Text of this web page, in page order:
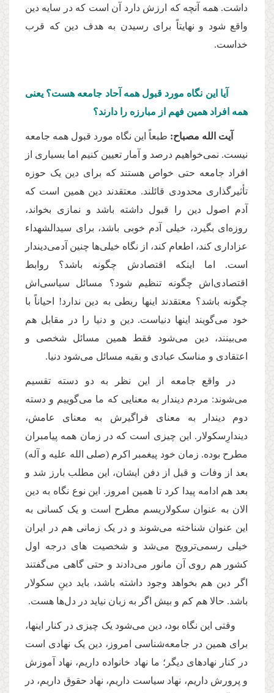
داشت. همه آنچه که ارزش دارد آن است که در سایه دین
واقع شود و نهایتاً برای رسیدن به هدف دین که قرب
خداست.
آیا این نگاه مورد قبول همه آحاد جامعه هست؟ یعنی
همه افراد همین فهم از مبارزه را دارند؟
آیت الله مصباح: طبعاً این نگاه مورد قبول همه جامعه
نیست. نمیخواهیم درصد و آمار تعیین کنیم اما بسیاری از
افراد جامعه حتی خواص هستند که برای دین یک حوزه
تأثیرگذاری محدودی قائلند. معتقدند دین همین است که
آدم اصول دین را قبول داشته باشد و نمازی بخواند،
روزه ای بگیرد، خیلی آدم خوبی باشد، برای سیدالشهداء
عزاداری کند، اطعام کند، از نگاه خیلیها چنین آدمیدیندار
است. اما اینکه اقتصادش چگونه باشد؟ روابط
اقتصادی اش چگونه تنظیم شود؟ مسائل سیاسی اش
چگونه باشد؟ معتقدند اینها ربطی به دین ندارد! احیاناً با
خود میگویند اینها دنیاست. دین و دنیا را در مقابل هم
میبینند، دین میشود فقط همین مسائل شخصی و
اعتقادی و مناسک عبادی و بقیه مسائل میشود دنیا.
در واقع جامعه از این نظر به دو دسته تقسیم
میشوند: مردم دیندار به معنایی که ما میگوییم و دسته
دوم دیندار به معنای فراگیرش به معنای عامش،
دیندارِسکولار. این چیزی است که در زمان همه پیامبران
مطرح بوده. زمان خود پیغمبر اکرم (صلی الله علیه و آله)
بعد از وفات و قبل از دفن ایشان، این مطلب بارز شد و
بعد هم ادامه پیدا کرد تا همین امروز. این نوع نگاه به دین
الان به عنوان سکولاریسم مطرح است و یک کسانی به
این عنوان شناخته میشوند و در یک زمانی هم در ایران
خیلی رسمیترویج میشد و شخصیت های درجه اول
کشور هم روی آن مانور میدادند و حتی گاهی میگفتند
اگر دین هم بخواهد وجود داشته باشد، باید دینِ سکولار
باشد. حالا هم کم و بیش اگر به زبان نیاید در دلها هست.
وقتی این نگاه بود، دین میشود یک چیزی در کنار اینها،
برای همین در جامعهشناسی امروز، دین یک نهادی است
در کنار نهادهای دیگر؛ ما نهاد خانواده داریم، نهاد آموزش
و پرورش داریم، نهاد سیاست داریم، نهاد حقوق داریم، در